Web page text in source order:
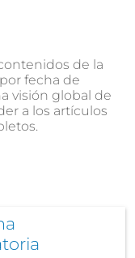
de la
fecha de
visión global de
a los artículos